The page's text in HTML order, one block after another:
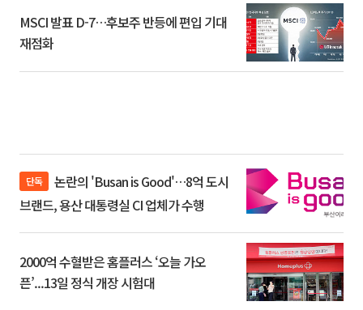
MSCI 발표 D-7…후보주 반등에 편입 기대
재점화
단독
브랜드, 용산 대통령실 CI 업체가 수행
2000억 수혈받은 홈플러스 ‘오늘 가오
픈’...13일 정식 개장 시험대